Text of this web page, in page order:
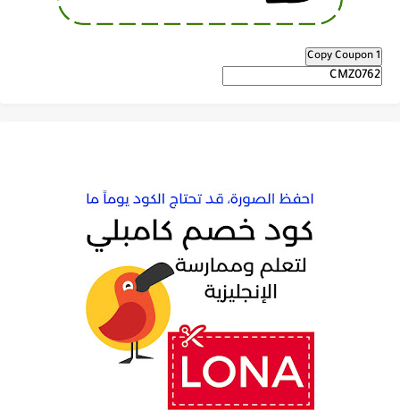
Copy Coupon 1